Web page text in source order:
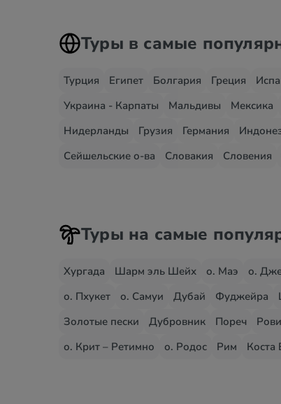
Туры в самые
Турция Египет Болгария Греция
Украина - Карпаты
Мальдивы Мексика
Нидерланды
Грузия Германия
Сейшельские о-ва
Словакия Словения
Туры на самые
Хургада Шарм эль Шейх о. Маэ о.
о. Пхукет
о. Самуи Дубай Фуджейра
Золотые пески
Дубровник Пореч
о. Крит – Ретимно
о. Родос Рим Коста